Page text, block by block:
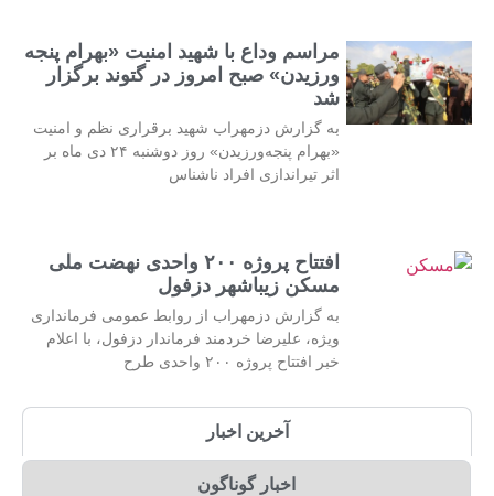
مراسم وداع با شهید امنیت «بهرام پنجه
ورزیدن» صبح امروز در گتوند برگزار
شد
به گزارش دزمهراب شهید برقراری نظم و امنیت
«بهرام پنجه‌ورزیدن» روز دوشنبه ۲۴ دی ماه بر
اثر تیراندازی افراد ناشناس
افتتاح پروژه ۲۰۰ واحدی نهضت ملی
مسکن زیباشهر دزفول
به گزارش دزمهراب از روابط عمومی فرمانداری
ویژه، علیرضا خردمند فرماندار دزفول، با اعلام
خبر افتتاح پروژه ۲۰۰ واحدی طرح
آخرین اخبار
اخبار گوناگون